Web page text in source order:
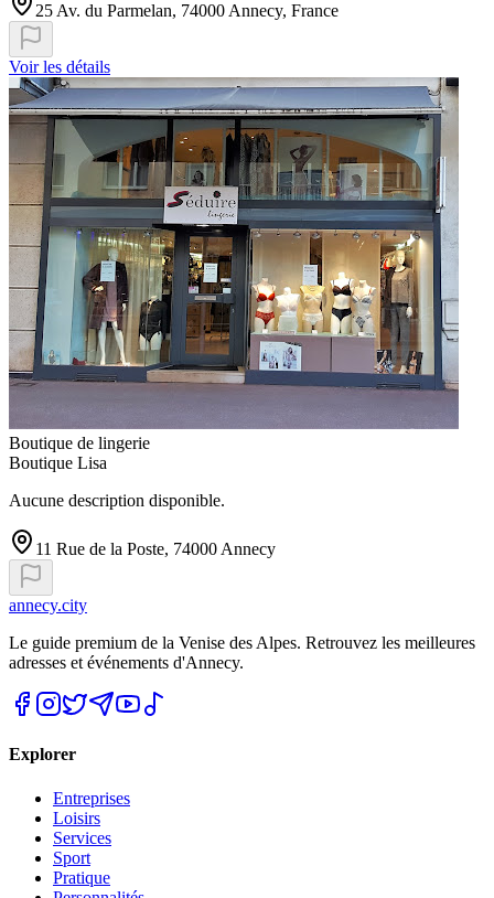
25 Av. du Parmelan, 74000 Annecy, France
Voir les détails
Boutique de lingerie
Boutique Lisa
Aucune description disponible.
11 Rue de la Poste, 74000 Annecy
annecy.city
Le guide premium de la Venise des Alpes. Retrouvez les meilleures
adresses et événements d'Annecy.
Explorer
Entreprises
Loisirs
Services
Sport
Pratique